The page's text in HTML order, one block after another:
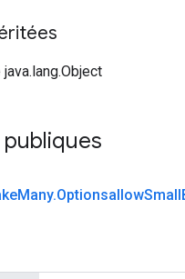
Many.OptionsallowSmall